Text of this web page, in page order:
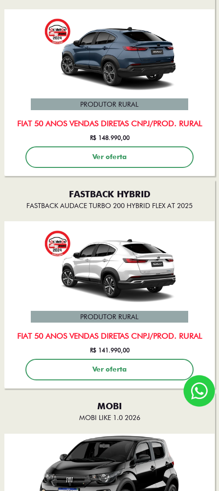
FIAT 50 ANOS VENDAS DIRETAS CNPJ/PROD. RURAL
PRODUTOR RURAL
R$ 148.990,00
Ver oferta
FASTBACK HYBRID
FASTBACK AUDACE TURBO 200 HYBRID FLEX AT 2025
FIAT 50 ANOS VENDAS DIRETAS CNPJ/PROD. RURAL
PRODUTOR RURAL
R$ 141.990,00
Ver oferta
MOBI
MOBI LIKE 1.0 2026